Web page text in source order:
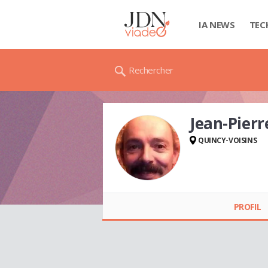
IA NEWS
Rechercher
Jean-
QUINCY-VOISINS
PROFIL